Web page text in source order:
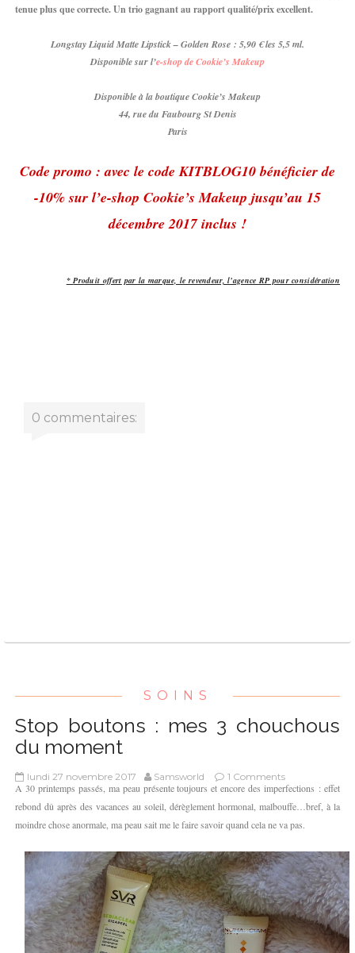
tenue plus que correcte. Un trio gagnant au rapport qualité/prix excellent.
Longstay Liquid Matte Lipstick – Golden Rose : 5,90 € les 5,5 ml.
Disponible sur l’e-shop de Cookie’s Makeup
Disponible à la boutique Cookie’s Makeup
44, rue du Faubourg St Denis
Paris
Code promo : avec le code KITBLOG10 bénéficier de
-10% sur l’e-shop Cookie’s Makeup jusqu’au 15
décembre 2017 inclus !
*Produit offert par la marque, le revendeur, l’agence RP pour considération
0 commentaires:
SOINS
Stop boutons : mes 3 chouchous
du moment
lundi 27 novembre 2017 Samsworld 1 Comments
A 30 printemps passés, ma peau présente toujours et encore des imperfections : effet
rebond dû après des vacances au soleil, dérèglement hormonal, malbouffe…bref, à la
moindre chose anormale, ma peau sait me le faire savoir quand cela ne va pas.